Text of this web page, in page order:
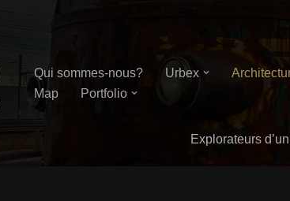
Qui sommes-nous? Urbex
Map
Portfolio
Explorateurs